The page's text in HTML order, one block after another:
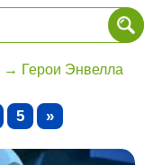
→ Герои Энвелла
5 »